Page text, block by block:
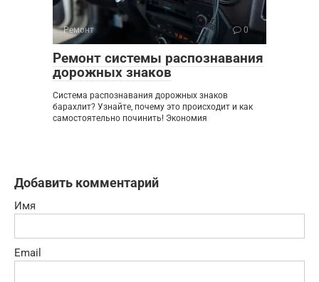
Ремонт 0
Ремонт системы распознавания
дорожных знаков
Система распознавания дорожных знаков
барахлит? Узнайте, почему это происходит и как
самостоятельно починить! Экономия
Добавить комментарий
Имя
Email